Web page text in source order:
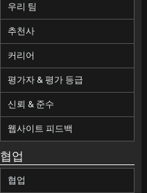
우리 팀
추천사
커리어
평가자 & 평가 등급
신뢰 & 준수
웹사이트 피드백
협업
협업